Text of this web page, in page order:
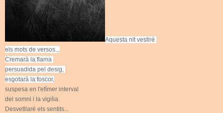
Aquesta nit vestiré
els mots de versos...
Cremarà la flama
persuadida pel desig,
esgotarà la foscor,
suspesa en l'efímer interval
del somni i la vigilia.
Desvetllaré els sentits...